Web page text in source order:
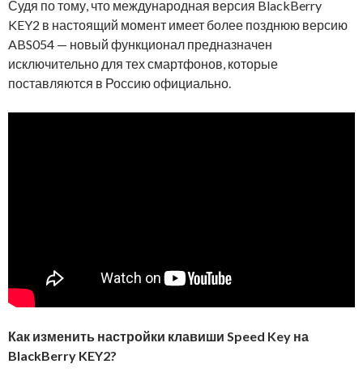
Судя по тому, что международная версия BlackBerry
KEY2 в настоящий момент имеет более позднюю версию
ABS054 — новый функционал предназначен
исключительно для тех смартфонов, которые
поставляются в Россию официально.
Как изменить настройки клавиши Speed Key на
BlackBerry KEY2?